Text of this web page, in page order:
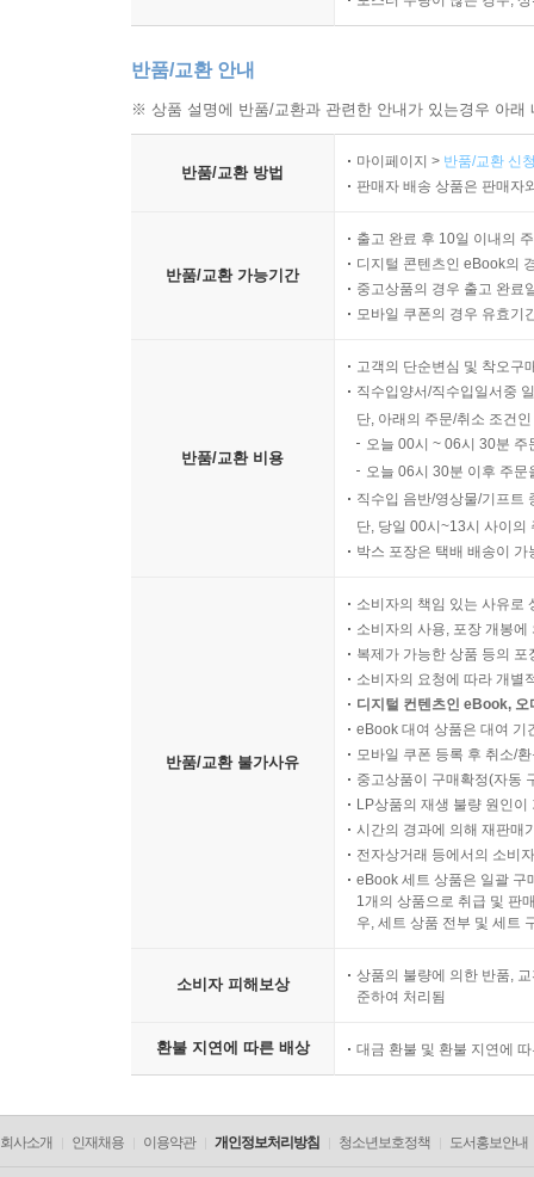
반품/교환 안내
※ 상품 설명에 반품/교환과 관련한 안내가 있는경우 아
반품/교환 방법
마이페이지 > 반품/교환 신
판매자 배송 상품은 판매자
반품/교환 가능기간
출고 완료 후 10일 이내의
디지털 콘텐츠인 eBook의
중고상품의 경우 출고 완료
모바일 쿠폰의 경우 유효기
반품/교환 비용
고객의 단순변심 및 착오구
직수입양서/직수입일서중
단, 아래의 주문/취소 조건
오늘 00시 ~ 06시 30분
오늘 06시 30분 이후 주
직수입 음반/영상물/기프트
단, 당일 00시~13시 사이의
박스 포장은 택배 배송이
반품/교환 불가사유
소비자의 책임 있는 사유로
소비자의 사용, 포장 개봉
복제가 가능한 상품 등의
소비자의 요청에 따라 개별
디지털 컨텐츠인 eBook,
eBook 대여 상품은 대여 기
모바일 쿠폰 등록 후 취소/
중고상품이 구매확정(자동
LP상품의 재생 불량 원인
시간의 경과에 의해 재판매
전자상거래 등에서의 소비
eBook 세트 상품은 일괄 구
1개의 상품으로 취급 및 판
우, 세트 상품 전부 및 세트
소비자 피해보상
상품의 불량에 의한 반품,
준하여 처리됨
환불 지연에 따른 배상 대금 환불 및 환불 지연에
회사소개 인재채용 이용약관 개인정보처리방침 청소년보호정책 도서홍보안내